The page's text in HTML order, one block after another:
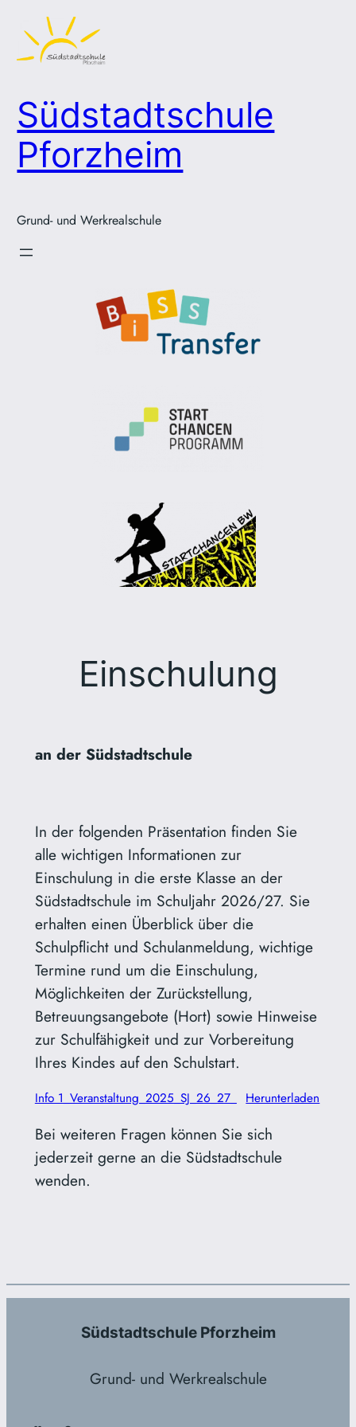
Inhalt
springen
Südstadtschule
Pforzheim
Grund- und Werkrealschule
Einschulung
an der Südstadtschule
In der folgenden Präsentation finden Sie
alle wichtigen Informationen zur
Einschulung in die erste Klasse an der
Südstadtschule im Schuljahr 2026/27. Sie
erhalten einen Überblick über die
Schulpflicht und Schulanmeldung, wichtige
Termine rund um die Einschulung,
Möglichkeiten der Zurückstellung,
Betreuungsangebote (Hort) sowie Hinweise
zur Schulfähigkeit und zur Vorbereitung
Ihres Kindes auf den Schulstart.
Info 1_Veranstaltung_2025_SJ_26_27_ Herunterladen
Bei weiteren Fragen können Sie sich
jederzeit gerne an die Südstadtschule
wenden.
Südstadtschule Pforzheim
Grund- und Werkrealschule